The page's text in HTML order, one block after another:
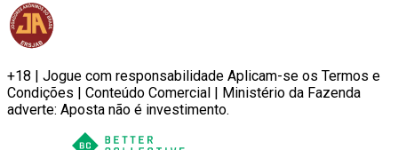
+18 | Jogue com responsabilidade Aplicam-se os Termos e
Condições | Conteúdo Comercial | Ministério da Fazenda
adverte: Aposta não é investimento.